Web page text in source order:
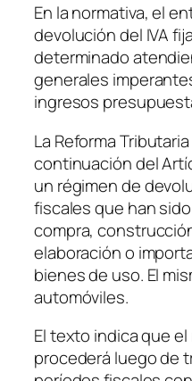
En la normativa, el
devolución del IVA
determinado
generales
ingresos
La Reforma
continuación del
un régimen de
fiscales que han
compra,
elaboración o
bienes de uso. El
automóviles.
El texto indica que
procederá luego de